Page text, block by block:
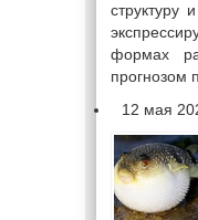
структуру
формах
прогнозом
12 мая